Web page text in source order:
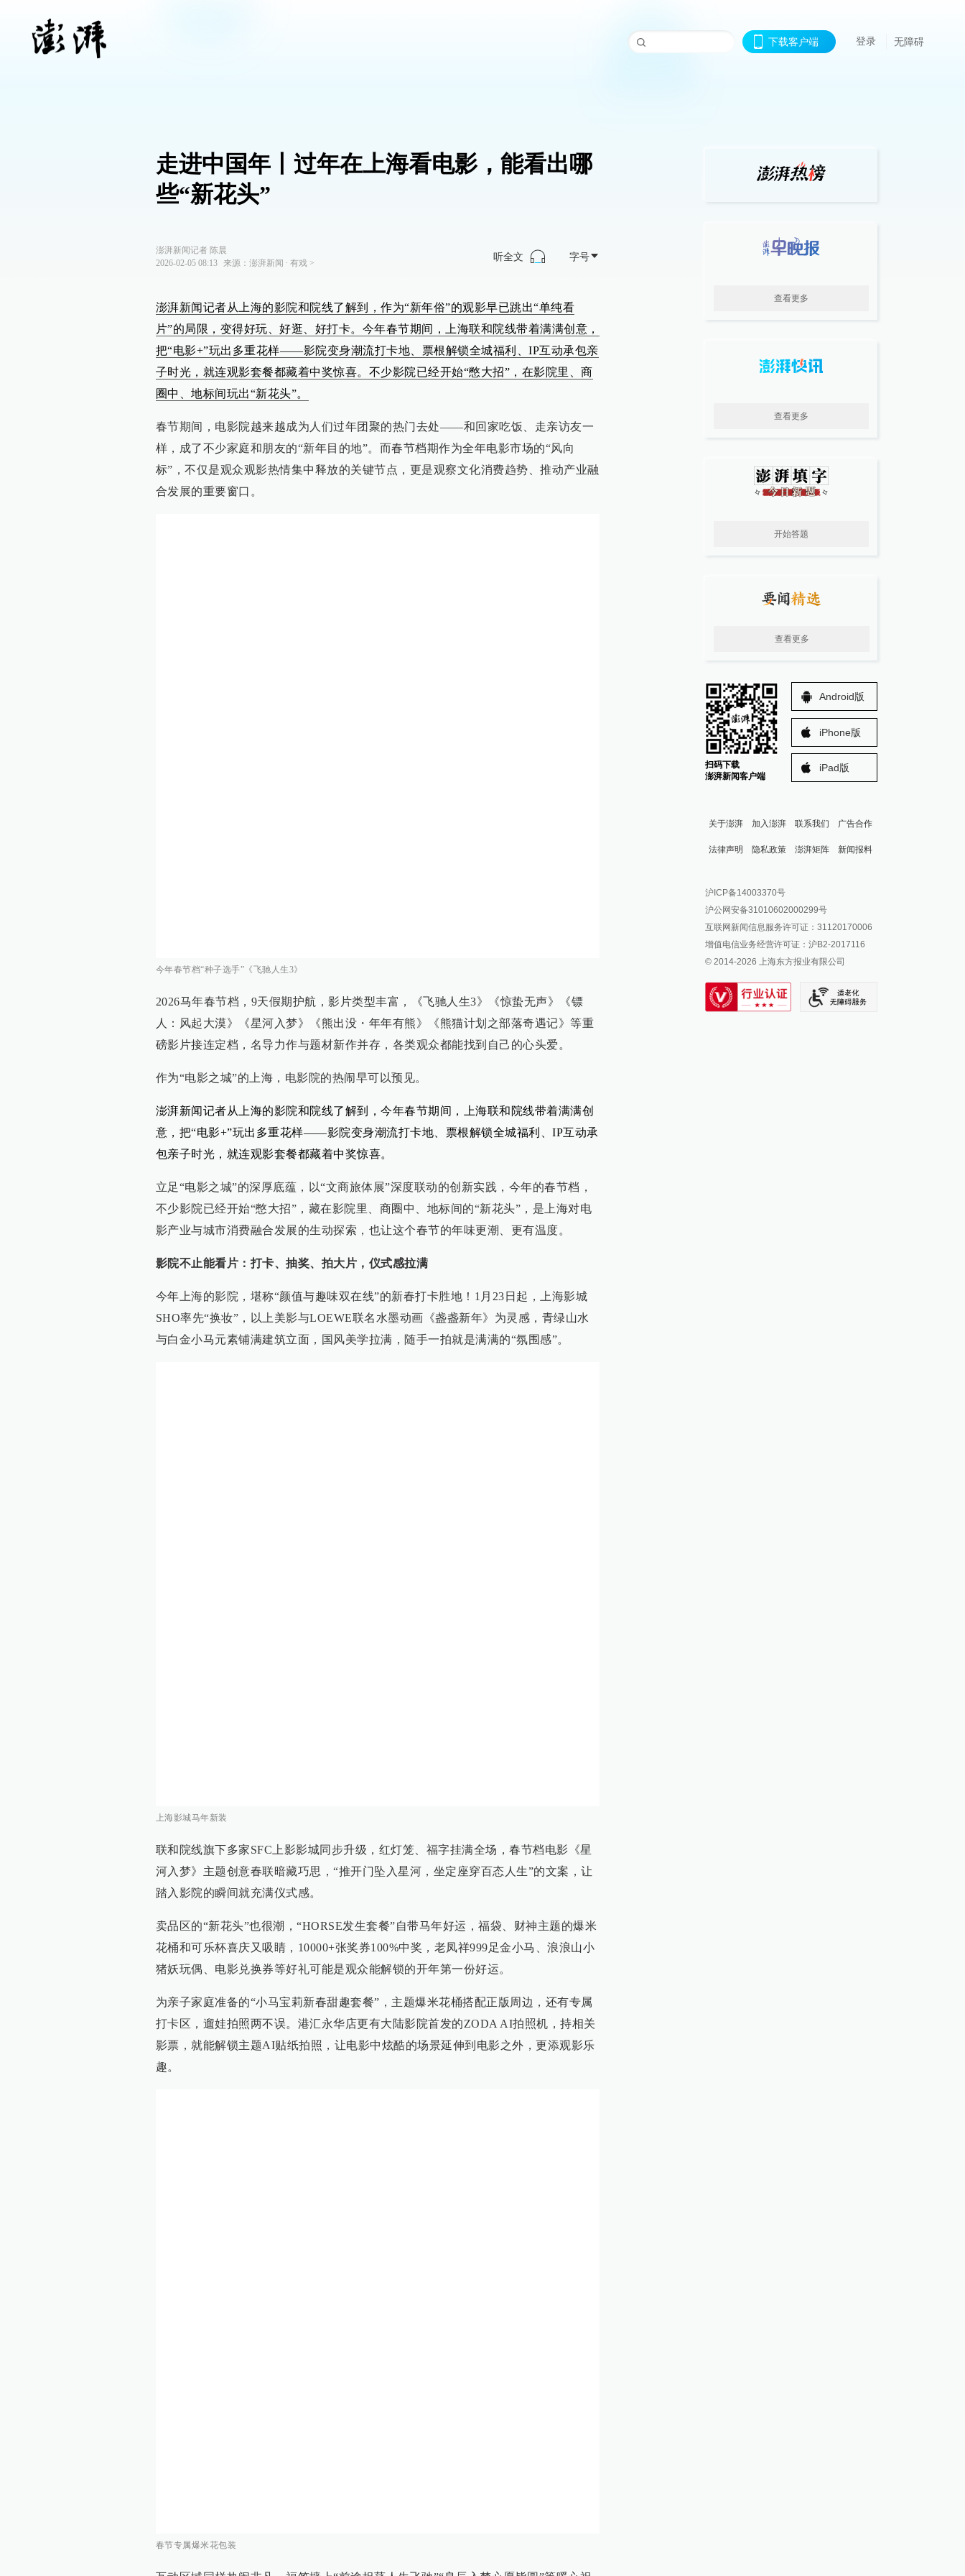
下载客户端 登录 无障碍
走进中国年丨过年在上海看电影，能看出哪
些“新花头”
澎湃新闻记者 陈晨
2026-02-05 08:13
来源： 澎湃新闻 ∙ 有戏>
听全文 字号
澎湃新闻记者从上海的影院和院线了解到，作为“新年俗”的观影早已跳出“单纯看
片”的局限，变得好玩、好逛、好打卡。今年春节期间，上海联和院线带着满满创意，
把“电影+”玩出多重花样——影院变身潮流打卡地、票根解锁全城福利、IP互动承包亲
子时光，就连观影套餐都藏着中奖惊喜。不少影院已经开始“憋大招”，在影院里、商
圈中、地标间玩出“新花头”。
春节期间，电影院越来越成为人们过年团聚的热门去处——和回家吃饭、走亲访友一
样，成了不少家庭和朋友的“新年目的地”。而春节档期作为全年电影市场的“风向
标”，不仅是观众观影热情集中释放的关键节点，更是观察文化消费趋势、推动产业融
合发展的重要窗口。
今年春节档“种子选手”《飞驰人生3》
2026马年春节档，9天假期护航，影片类型丰富，《飞驰人生3》《惊蛰无声》《镖
人：风起大漠》《星河入梦》《熊出没・年年有熊》《熊猫计划之部落奇遇记》等重
磅影片接连定档，名导力作与题材新作并存，各类观众都能找到自己的心头爱。
作为“电影之城”的上海，电影院的热闹早可以预见。
澎湃新闻记者从上海的影院和院线了解到，今年春节期间，上海联和院线带着满满创
意，把“电影+”玩出多重花样——影院变身潮流打卡地、票根解锁全城福利、IP互动承
包亲子时光，就连观影套餐都藏着中奖惊喜。
立足“电影之城”的深厚底蕴，以“文商旅体展”深度联动的创新实践，今年的春节档，
不少影院已经开始“憋大招”，藏在影院里、商圈中、地标间的“新花头”，是上海对电
影产业与城市消费融合发展的生动探索，也让这个春节的年味更潮、更有温度。
影院不止能看片：打卡、抽奖、拍大片，仪式感拉满
今年上海的影院，堪称“颜值与趣味双在线”的新春打卡胜地！1月23日起，上海影城
SHO率先“换妆”，以上美影与LOEWE联名水墨动画《盏盏新年》为灵感，青绿山水
与白金小马元素铺满建筑立面，国风美学拉满，随手一拍就是满满的“氛围感”。
上海影城马年新装
联和院线旗下多家SFC上影影城同步升级，红灯笼、福字挂满全场，春节档电影《星
河入梦》主题创意春联暗藏巧思，“推开门坠入星河，坐定座穿百态人生”的文案，让
踏入影院的瞬间就充满仪式感。
卖品区的“新花头”也很潮，“HORSE发生套餐”自带马年好运，福袋、财神主题的爆米
花桶和可乐杯喜庆又吸睛，10000+张奖券100%中奖，老凤祥999足金小马、浪浪山小
猪妖玩偶、电影兑换券等好礼可能是观众能解锁的开年第一份好运。
为亲子家庭准备的“小马宝莉新春甜趣套餐”，主题爆米花桶搭配正版周边，还有专属
打卡区，遛娃拍照两不误。港汇永华店更有大陆影院首发的ZODA AI拍照机，持相关
影票，就能解锁主题AI贴纸拍照，让电影中炫酷的场景延伸到电影之外，更添观影乐
趣。
春节专属爆米花包装
查看更多
查看更多
开始答题
查看更多
扫码下载
澎湃新闻客户端
Android版
iPhone版
iPad版
关于澎湃 加入澎湃 联系我们 广告合作
法律声明 隐私政策 澎湃矩阵
澎湃新闻公众号
澎湃新闻抖音号
派生万物开放平台
IP SHANGHAI
SIXTH TONE
新闻报料
报料邮箱: news@thepaper.cn
沪ICP备14003370号
沪公网安备31010602000299号
互联网新闻信息服务许可证：31120170006
增值电信业务经营许可证：沪B2-2017116
© 2014-2026 上海东方报业有限公司